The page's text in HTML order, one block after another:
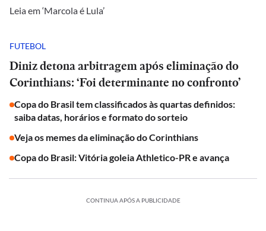
Leia em ‘Marcola é Lula’
FUTEBOL
Diniz detona arbitragem após eliminação do
Corinthians: ‘Foi determinante no confronto’
Copa do Brasil tem classificados às quartas definidos:
saiba datas, horários e formato do sorteio
Veja os memes da eliminação do Corinthians
Copa do Brasil: Vitória goleia Athletico-PR e avança
CONTINUA APÓS A PUBLICIDADE